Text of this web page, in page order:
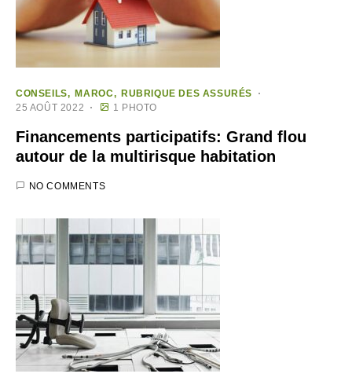
CONSEILS MAROC
RUBRIQUE DES ASSURÉS
25 AOÛT 2022
1 PHOTO
Financements participatifs: Grand flou
autour de la multirisque habitation
NO COMMENTS